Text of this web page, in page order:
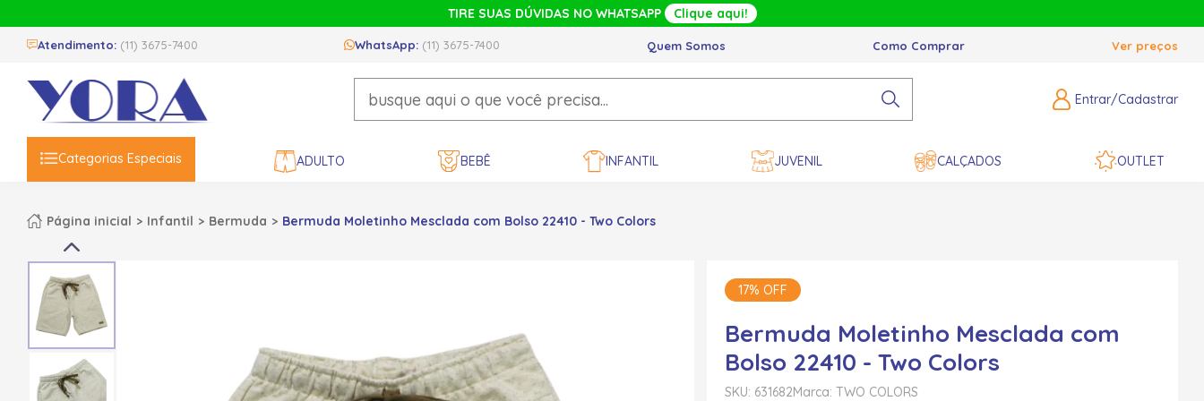
TIRE SUAS DÚVIDAS NO WHATSAPP Clique aqui!
Atendimento: (11) 3675-7400 WhatsApp: (11) 3675-7400 Quem Somos Como Comprar Ver preços
Entrar/Cadastrar
Categorias Especiais ADULTO BEBÊ INFANTIL JUVENIL CALÇADOS OUTLET
Página inicial Infantil Bermuda Bermuda Moletinho Mesclada com Bolso 22410 - Two Colors
17% OFF
Bermuda Moletinho Mesclada com
Bolso 22410 - Two Colors
SKU: 631682Marca: TWO COLORS